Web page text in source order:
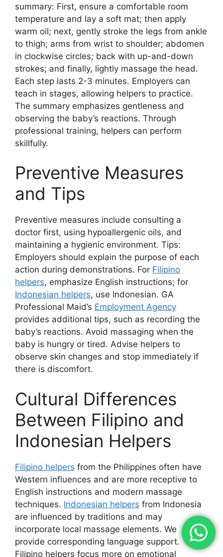
summary: First, ensure a comfortable room
temperature and lay a soft mat; then apply
warm oil; next, gently stroke the legs from ankle
to thigh; arms from wrist to shoulder; abdomen
in clockwise circles; back with up-and-down
strokes; and finally, lightly massage the head.
Each step lasts 2-3 minutes. Employers can
teach in stages, allowing helpers to practice.
The summary emphasizes gentleness and
observing the baby’s reactions. Through
professional training, helpers can perform
skillfully.
Preventive Measures
and Tips
Preventive measures include consulting a
doctor first, using hypoallergenic oils, and
maintaining a hygienic environment. Tips:
Employers should explain the purpose of each
action during demonstrations. For Filipino
helpers, emphasize English instructions; for
Indonesian helpers, use Indonesian. GA
Professional Maid’s Employment Agency
provides additional tips, such as recording the
baby’s reactions. Avoid massaging when the
baby is hungry or tired. Advise helpers to
observe skin changes and stop immediately if
there is discomfort.
Cultural Differences
Between Filipino and
Indonesian Helpers
Filipino helpers from the Philippines often have
Western influences and are more receptive to
English instructions and modern massage
techniques. Indonesian helpers from Indonesia
are influenced by traditions and may
incorporate local massage elements. We
provide corresponding language support.
Filipino helpers focus more on emotional